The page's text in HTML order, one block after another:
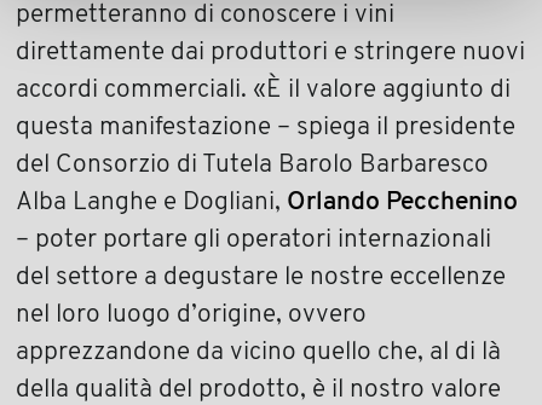
permetteranno di conoscere i vini
direttamente dai produttori e stringere nuovi
accordi commerciali. «È il valore aggiunto di
questa manifestazione – spiega il presidente
del Consorzio di Tutela Barolo Barbaresco
Alba Langhe e Dogliani, Orlando Pecchenino
– poter portare gli operatori internazionali
del settore a degustare le nostre eccellenze
nel loro luogo d’origine, ovvero
apprezzandone da vicino quello che, al di là
della qualità del prodotto, è il nostro valore